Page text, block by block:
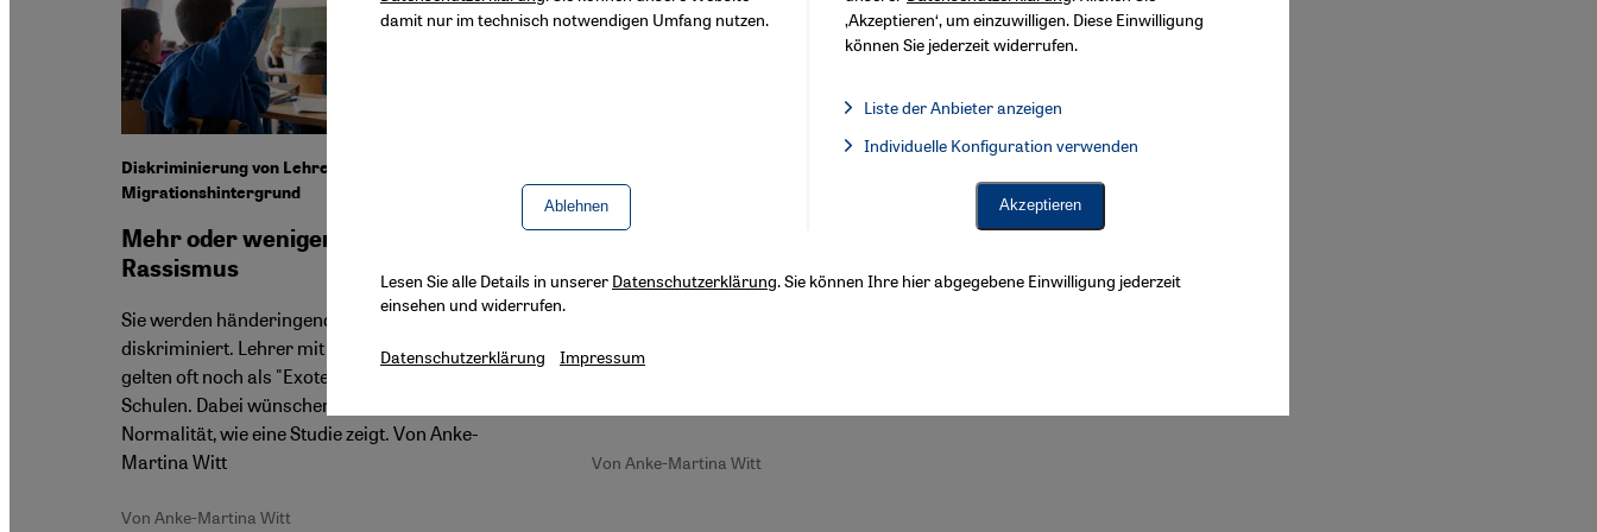
Diskriminierung von Lehrern mit
Migrationshintergrund
Mehr oder weniger offener
Rassismus
Sie werden händeringend gesucht und dann doch
diskriminiert. Lehrer mit Migrationshintergrund
gelten oft noch als "Exoten" an deutschen
Schulen. Dabei wünschen sich viele einfach nur
Normalität, wie eine Studie zeigt. Von Anke-
Martina Witt
Von Anke-Martina Witt
Problem oder Chance?
Nationen, Kulturen und Religionen in einem
man, wie man Lehrer besser auf diese Vielfalt
Von Anke-Martina Witt
damit nur im technisch notwendigen Umfang nutzen.
Ablehnen
‚Akzeptieren‘, um einzuwilligen. Diese Einwilligung
können Sie jederzeit widerrufen.
Liste der Anbieter anzeigen
Facebook Embed / Facebook Connect, Google Maps Embed, Google Tag Manager, Instagram Embed,
Individuelle Konfiguration verwenden
Akzeptieren
Lesen Sie alle Details in unserer Datenschutzerklärung. Sie können Ihre hier abgegebene Einwilligung jederzeit
einsehen und widerrufen.
Datenschutzerklärung Impressum